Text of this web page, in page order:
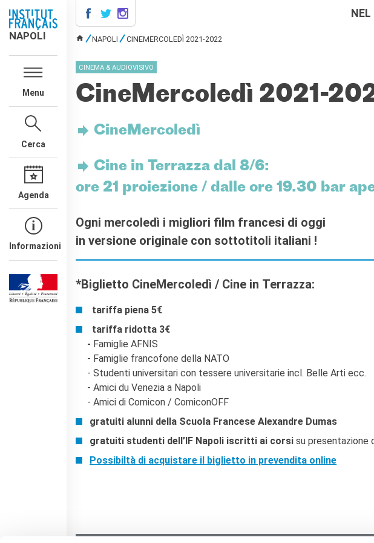
NAPOLI
Menu
Cerca
Agenda
Informazioni
NAPOLI
AGENDA
CORSI DI FRANCESE
Corsi collettivi per adulti
Corsi per bambini e
Corsi individuali e su
Atelier tematici
Aziende
Risorse
DIPLÔMES DELF DALF
DELF DALF Tout Public
DELF Prim
Risultati
MEDIATECA
Presentazione
Culturethèque, biblioteca
digitale
Strumenti di ricerca
SCUOLA & UNIVERSITÀ
CHI SIAMO
NEL
NAPOLI CINEMERCOLEDÌ 2021-2022
CINEMA & AUDIOVISIVO
CineMercoledì 2021-
CineMercoledì
Cine in Terrazza dal 8/6:
ore 21 proiezione / dalle ore 19.30 bar
Ogni mercoledì i migliori film francesi di oggi
in versione originale con sottotitoli italiani !
*Biglietto CineMercoledì / Cine in Terrazza:
tariffa piena 5€
tariffa ridotta 3€
- Famiglie AFNIS
- Famiglie francofone della NATO
- Studenti universitari con tessere universitarie incl. Belle Arti ecc.
- Amici du Venezia a Napoli
- Amici di Comicon / ComiconOFF
gratuiti alunni della Scuola Francese Alexandre Dumas
gratuiti studenti dell’IF Napoli iscritti ai corsisu presentazione
Possibiltà di acquistare il biglietto in prevendita online